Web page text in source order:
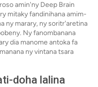
amin'ny Deep Brain
mitaky fandinihana amim-
ny marary, ny soritr'aretina
Ny fanombanana
dia manome antoka fa
ny vintana tsara
doha lalina